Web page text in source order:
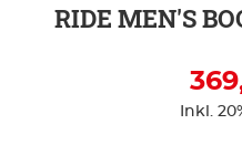
RIDE MEN'S
Inkl.